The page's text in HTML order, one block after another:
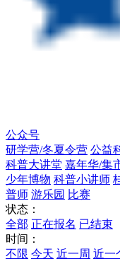
公众号
研学营/冬夏令营 公益
科普大讲堂 嘉年华/集
少年博物 科普小讲师
普师 游乐园 比赛
状态：
全部 正在报名 已结束
时间：
不限 今天 近一周 近一